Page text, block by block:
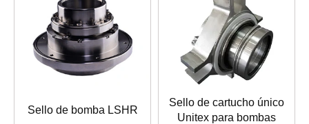
Sello de bomba LSHR
Sello de cartucho único
Unitex para bombas